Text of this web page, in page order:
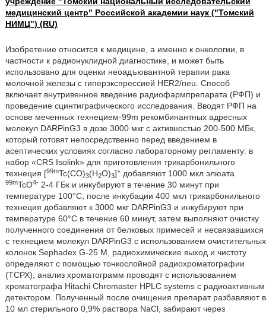
медицинский центр" Российской академии наук ("Томский
НИМЦ") (RU)
Изобретение относится к медицине, а именно к онкологии, в
частности к радионуклидной диагностике, и может быть
использовано для оценки неоадъювантной терапии рака
молочной железы с гиперэкспрессией HER2/neu. Способ
включает внутривенное введение радиофармпрепарата (РФП) и
проведение сцинтиграфического исследования. Вводят РФП на
основе меченных технецием-99m рекомбинантных адресных
молекул DARPinG3 в дозе 3000 мкг с активностью 200-500 МБк,
который готовят непосредственно перед введением в
асептических условиях согласно лабораторному регламенту: в
набор «CRS Isolink» для приготовления трикарбонильного
технеция [99mTc(СО)3(Н2О)3]+добавляют 1000 мкл элюата
99mTcO4-2-4 ГБк и инкубируют в течение 30 минут при
температуре 100°С, после инкубации 400 мкл трикарбонильного
технеция добавляют к 3000 мкг DARPinG3 и инкубируют при
температуре 60°С в течение 60 минут, затем выполняют очистку
полученного соединения от белковых примесей и несвязавшихся
с технецием молекул DARPinG3 с использованием очистительных
колонок Sephadex G-25 Μ, радиохимические выход и чистоту
определяют с помощью тонкослойной радиохроматографии
(ТСРХ), анализ хроматограмм проводят с использованием
хроматографа Hitachi Chromaster HPLC systems с радиоактивным
детектором. Полученный после очищения препарат разбавляют в
10 мл стерильного 0,9% раствора NaCl, забирают через